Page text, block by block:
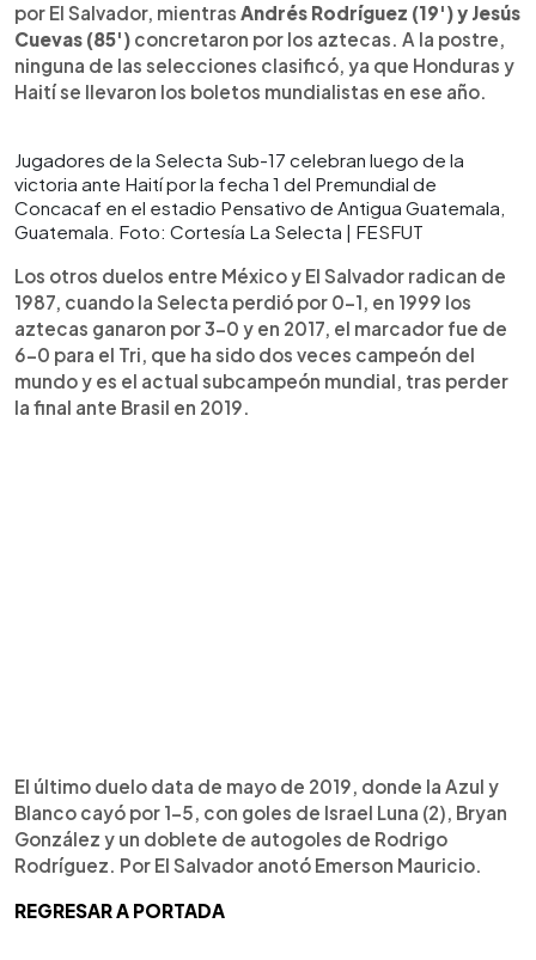
por El Salvador, mientras Andrés Rodríguez (19') y Jesús
Cuevas (85') concretaron por los aztecas. A la postre,
ninguna de las selecciones clasificó, ya que Honduras y
Haití se llevaron los boletos mundialistas en ese año.
Jugadores de la Selecta Sub-17 celebran luego de la
victoria ante Haití por la fecha 1 del Premundial de
Concacaf en el estadio Pensativo de Antigua Guatemala,
Guatemala. Foto: Cortesía La Selecta | FESFUT
Los otros duelos entre México y El Salvador radican de
1987, cuando la Selecta perdió por 0-1, en 1999 los
aztecas ganaron por 3-0 y en 2017, el marcador fue de
6-0 para el Tri, que ha sido dos veces campeón del
mundo y es el actual subcampeón mundial, tras perder
la final ante Brasil en 2019.
El último duelo data de mayo de 2019, donde la Azul y
Blanco cayó por 1-5, con goles de Israel Luna (2), Bryan
González y un doblete de autogoles de Rodrigo
Rodríguez. Por El Salvador anotó Emerson Mauricio.
REGRESAR A PORTADA